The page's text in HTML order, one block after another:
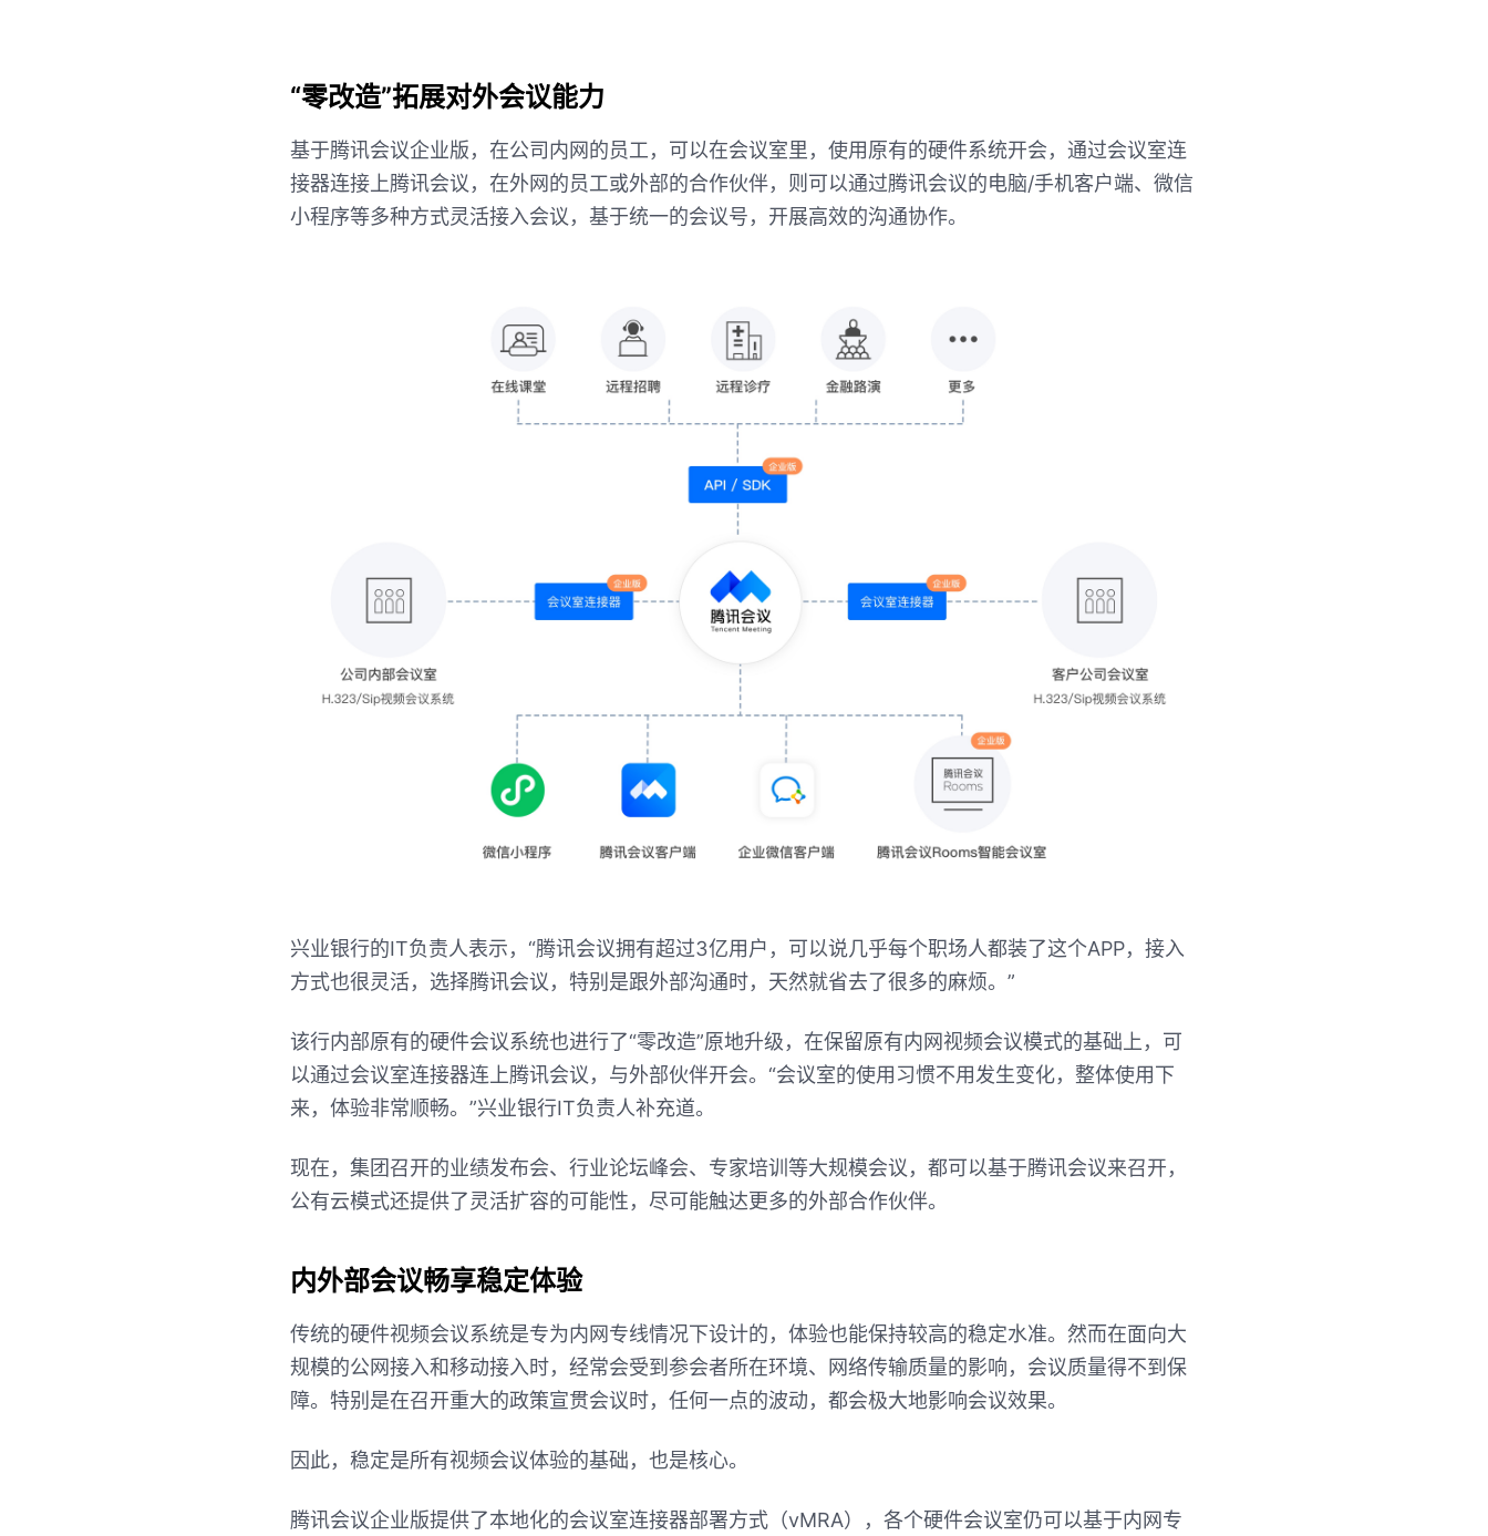
“零改造”拓展对外会议能力
基于腾讯会议企业版，在公司内网的员工，可以在会议室里，使用原有的硬件系统开会，通过会议室连
接器连接上腾讯会议，在外网的员工或外部的合作伙伴，则可以通过腾讯会议的电脑/手机客户端、微信
小程序等多种方式灵活接入会议，基于统一的会议号，开展高效的沟通协作。
兴业银行的IT负责人表示，“腾讯会议拥有超过3亿用户，可以说几乎每个职场人都装了这个APP，接入
方式也很灵活，选择腾讯会议，特别是跟外部沟通时，天然就省去了很多的麻烦。”
该行内部原有的硬件会议系统也进行了“零改造”原地升级，在保留原有内网视频会议模式的基础上，可
以通过会议室连接器连上腾讯会议，与外部伙伴开会。“会议室的使用习惯不用发生变化，整体使用下
来，体验非常顺畅。”兴业银行IT负责人补充道。
现在，集团召开的业绩发布会、行业论坛峰会、专家培训等大规模会议，都可以基于腾讯会议来召开，
公有云模式还提供了灵活扩容的可能性，尽可能触达更多的外部合作伙伴。
内外部会议畅享稳定体验
传统的硬件视频会议系统是专为内网专线情况下设计的，体验也能保持较高的稳定水准。然而在面向大
规模的公网接入和移动接入时，经常会受到参会者所在环境、网络传输质量的影响，会议质量得不到保
障。特别是在召开重大的政策宣贯会议时，任何一点的波动，都会极大地影响会议效果。
因此，稳定是所有视频会议体验的基础，也是核心。
腾讯会议企业版提供了本地化的会议室连接器部署方式（vMRA），各个硬件会议室仍可以基于内网专